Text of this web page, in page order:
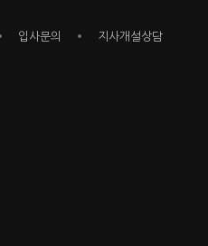
입사문의 지사개설상담